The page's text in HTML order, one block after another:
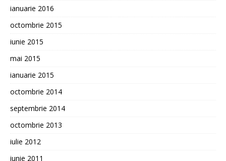
ianuarie 2016
octombrie 2015
iunie 2015
mai 2015
ianuarie 2015
octombrie 2014
septembrie 2014
octombrie 2013
iulie 2012
iunie 2011